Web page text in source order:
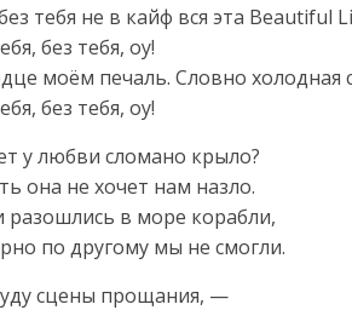
тебя не в кайф вся эта Beautiful
без тебя, оу!
моём печаль. Словно холодная
без тебя, оу!
у любви сломано крыло?
она не хочет нам назло.
разошлись в море корабли,
по другому мы не смогли.
сцены прощания, —